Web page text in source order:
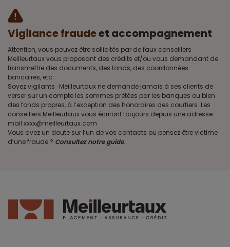
Vigilance fraudeet accompagnement
Attention, vous pouvez être sollicités par de faux conseillers
Meilleurtaux vous proposant des crédits et/ou vous demandant de
transmettre des documents, des fonds, des coordonnées
bancaires, etc.
Soyez vigilants · Meilleurtaux ne demande jamais à ses clients de
verser sur un compte les sommes prêtées par les banques ou bien
des fonds propres, à l’exception des honoraires des courtiers. Les
conseillers Meilleurtaux vous écriront toujours depuis une adresse
mail xxxx@meilleurtaux.com
Vous avez un doute sur l’un de vos contacts ou pensez être victime
d’une fraude ? Consultez notre guide.